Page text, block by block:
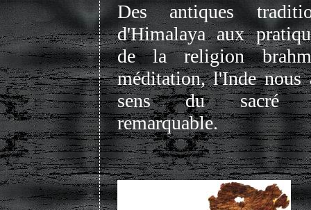
Des antiques
d'Himalaya aux
de la religion
méditation, l'Inde nous
sens du sacré
remarquable.